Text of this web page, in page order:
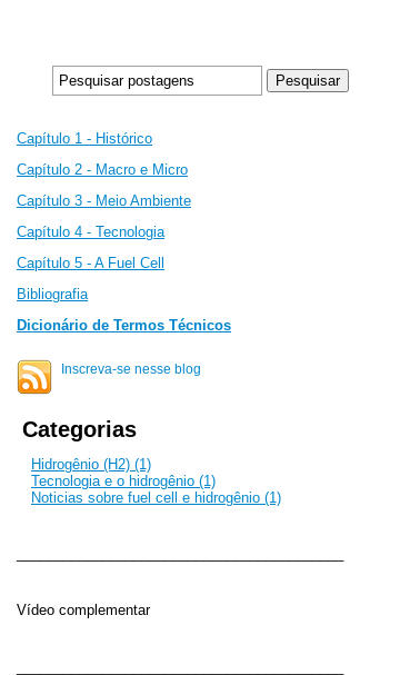
Capítulo 1 - Histórico
Capítulo 2 - Macro e Micro
Capítulo 3 - Meio Ambiente
Capítulo 4 - Tecnologia
Capítulo 5 - A Fuel Cell
Bibliografia
Dicionário de Termos Técnicos
Inscreva-se nesse blog
Categorias
Hidrogênio (H2) (1)
Tecnologia e o hidrogênio (1)
Noticias sobre fuel cell e hidrogênio (1)
Vídeo complementar